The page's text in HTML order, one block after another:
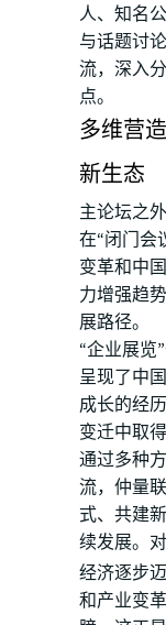
人、知名
与话题讨
流，深入
点。
多维营
新生态
主论坛之
在“闭门会
变革和中
力增强趋
展路径。
“企业展览
呈现了中
成长的经
变迁中取
通过多种
流，仲量
式、共建
续发展。对
经济逐步
和产业变